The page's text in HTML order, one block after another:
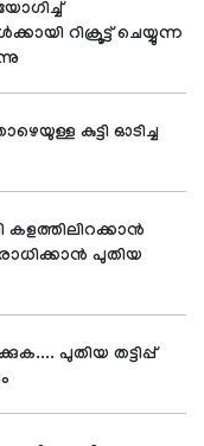
റിക്രൂട്ട് ചെയ്യുന്ന
കുട്ടി ഓടിച്ച
പുതിയ
പുതിയ തട്ടിപ്പ്